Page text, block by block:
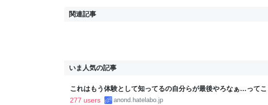
関連記事
いま人気の記事
これはもう体験として知ってるの自分らが最後やろなぁ…ってこ
277 users
anond.hatelabo.jp